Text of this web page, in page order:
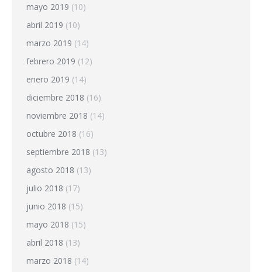
mayo 2019 (10)
abril 2019 (10)
marzo 2019 (14)
febrero 2019 (12)
enero 2019 (14)
diciembre 2018 (16)
noviembre 2018 (14)
octubre 2018 (16)
septiembre 2018 (13)
agosto 2018 (13)
julio 2018 (17)
junio 2018 (15)
mayo 2018 (15)
abril 2018 (13)
marzo 2018 (14)